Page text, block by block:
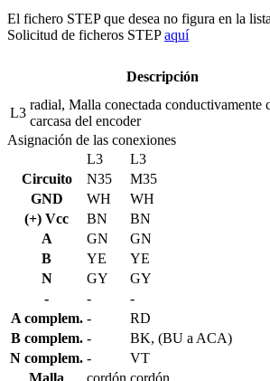
El fichero STEP que desea no figura en la
Solicitud de ficheros STEPaquí
Descripción
L3
radial, Malla conectada conductivamente
carcasa del encoder
Asignación de las conexiones
L3
L3
Circuito
N35
M35
GND
WH
WH
(+) Vcc
BN
BN
A
GN
GN
B
YE
YE
N
GY
GY
-
-
-
A complem. -
RD
B complem. -
BK, (BU a ACA)
N complem. -
VT
Malla
cordón cordón